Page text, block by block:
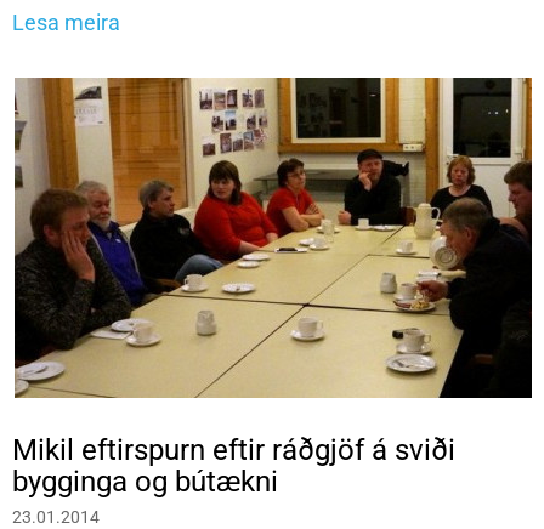
Lesa meira
Mikil eftirspurn eftir ráðgjöf á sviði
bygginga og bútækni
23.01.2014